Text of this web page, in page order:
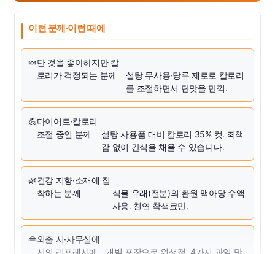
이런 분께·이런 때에
🍬단 것을 좋아하지만 칼
로리가 걱정되는 분께
설탕 무사용·당류 제로로 칼로리
를 조절하면서 단맛을 만끽.
💪다이어트·칼로리
조절 중인 분께
설탕 사용품 대비 칼로리 35% 컷. 죄책
감 없이 간식을 채울 수 있습니다.
🌿건강 지향·소재에 집
착하는 분께
식물 유래(전분)의 환원 맥아당 수액
사용. 천연 착색료만.
👜외출 시·사무실에
서의 리프레시에
개별 포장으로 위생적. 4가지 과일 맛